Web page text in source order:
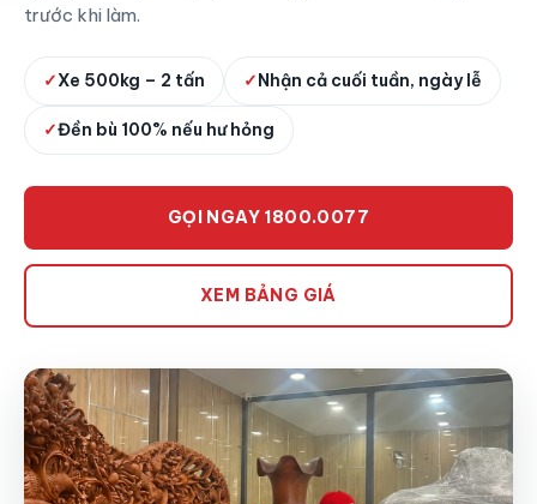
trước khi làm.
✓Xe 500kg – 2 tấn ✓Nhận cả cuối tuần, ngày lễ
✓Đền bù 100% nếu hư hỏng
GỌI NGAY 1800.0077
XEM BẢNG GIÁ